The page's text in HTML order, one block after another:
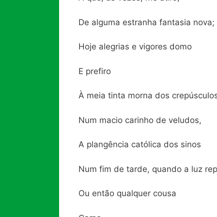
De alguma estranha fantasia nova;
Hoje alegrias e vigores domo
E prefiro
À meia tinta morna dos
Num macio carinho de veludos,
A plangência católica dos sinos
Num fim de tarde, quando a luz
Ou então qualquer cousa